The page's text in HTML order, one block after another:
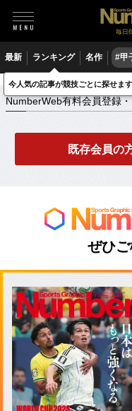
毎日
最新 ランキング 名作 #甲
NumberWeb有料会員登録・ログ
NumberWeb有料会員登録
既存会員の
ぜひご
今人気の記事が競技ごとに探せます